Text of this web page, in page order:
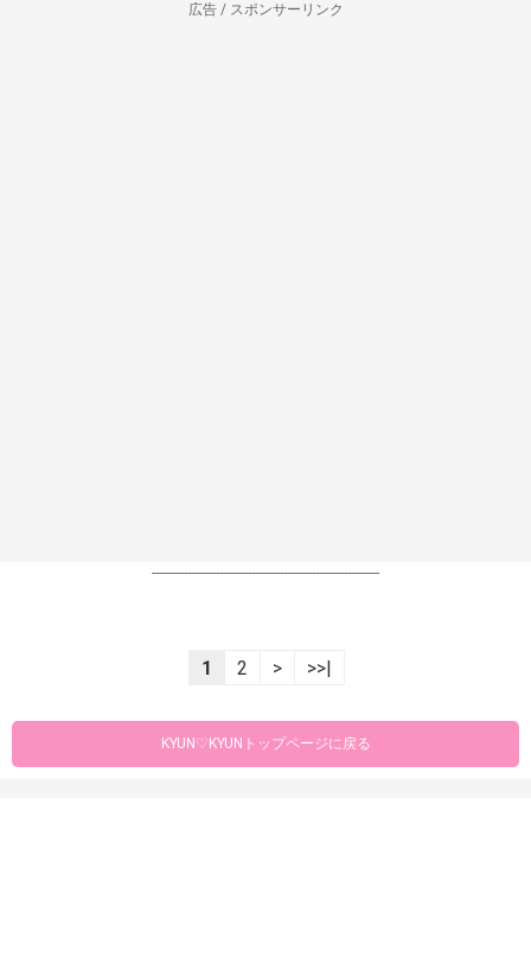
広告 / スポンサーリンク
----------------------------------------------------------------
1 2 > >>|
KYUN♡KYUNトップページに戻る